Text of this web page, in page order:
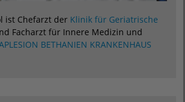
ist Chefarzt der Klinik für Geriatrische
Facharzt für Innere Medizin und
BETHANIEN KRANKENHAUS